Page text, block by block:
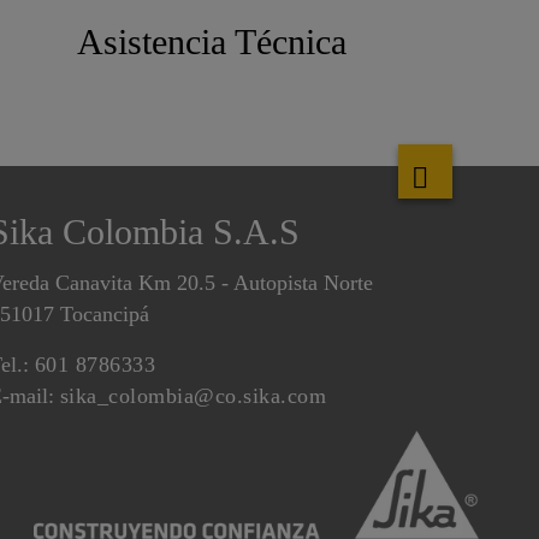
Asistencia Técnica
Colombia S.A.S
Canavita Km 20.5 - Autopista Norte
Tocancipá
601 8786333
mail: sika_colombia@co.sika.com